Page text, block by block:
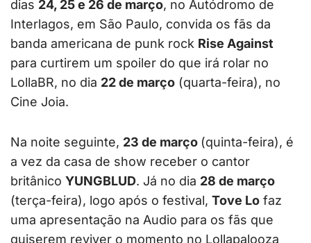
dias 24, 25 e 26 de março, no Autódromo de
Interlagos, em São Paulo, convida os fãs da
banda americana de punk rock Rise Against
para curtirem um spoiler do que irá rolar no
LollaBR, no dia 22 de março (quarta-feira), no
Cine Joia.
Na noite seguinte, 23 de março (quinta-feira), é
a vez da casa de show receber o cantor
britânico YUNGBLUD. Já no dia 28 de março
(terça-feira), logo após o festival, Tove Lo faz
uma apresentação na Audio para os fãs que
quiserem reviver o momento no Lollapalooza